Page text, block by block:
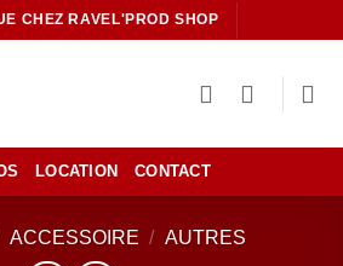
CHEZ RAVEL'PROD SHOP
LOCATION CONTACT
ACCESSOIRE / AUTRES